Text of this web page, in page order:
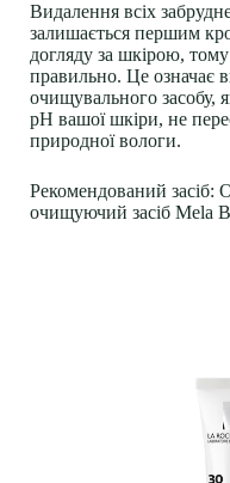
Видалення всіх
залишається першим
догляду за шкірою,
правильно. Це означає
очищувального засобу,
pH вашої шкіри, не
природної вологи.
Рекомендований засіб:
очищуючий засіб Mela